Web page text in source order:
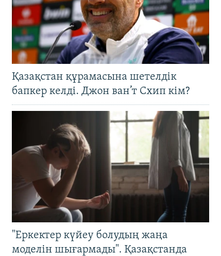
Қазақстан құрамасына шетелдік
бапкер келді. Джон ван’т Схип кім?
"Еркектер күйеу болудың жаңа
моделін шығармады". Қазақстанда